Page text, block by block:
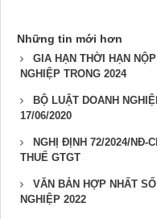
Những tin mới hơn
GIA HẠN THỜI HẠN
NGHIỆP TRONG 2024
BỘ LUẬT DOANH
17/06/2020
NGHỊ ĐỊNH 72/2024/NĐ-
THUẾ GTGT
VĂN BẢN HỢP NHẤT
NGHIỆP 2022